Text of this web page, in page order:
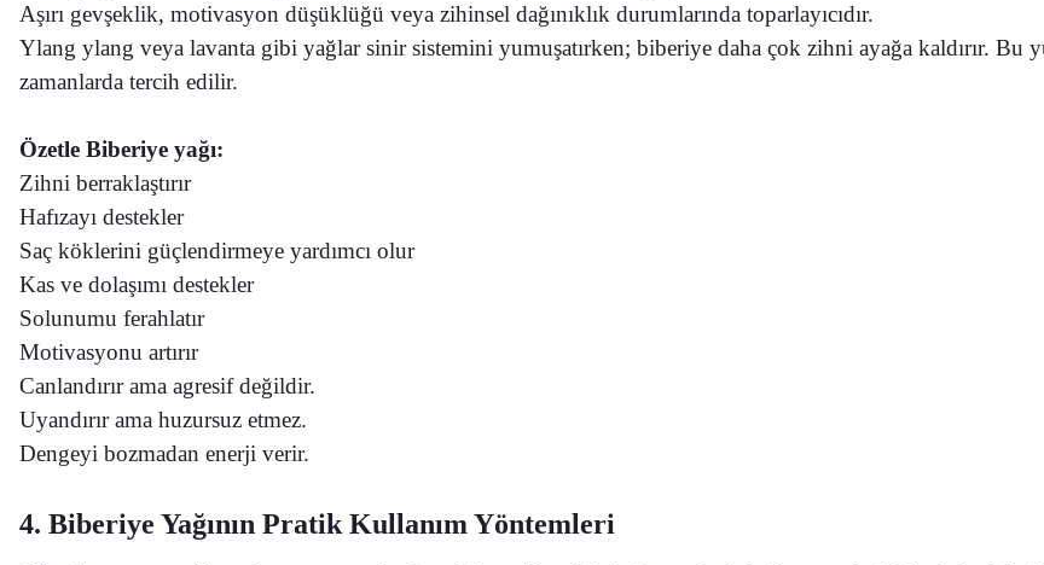
Aşırı gevşeklik, motivasyon düşüklüğü veya zihinsel dağınıklık durumlarında toparlayıcıdır.
Ylang ylang veya lavanta gibi yağlar sinir sistemini yumuşatırken; biberiye daha çok zihni ayağa kaldırır. Bu
zamanlarda tercih edilir.
Özetle Biberiye yağı:
Zihni berraklaştırır
Hafızayı destekler
Saç köklerini güçlendirmeye yardımcı olur
Kas ve dolaşımı destekler
Solunumu ferahlatır
Motivasyonu artırır
Canlandırır ama agresif değildir.
Uyandırır ama huzursuz etmez.
Dengeyi bozmadan enerji verir.
4. Biberiye Yağının Pratik Kullanım Yöntemleri